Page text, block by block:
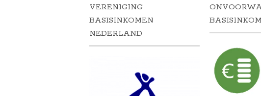
VERENIGING
BASISINKOMEN
NEDERLAND